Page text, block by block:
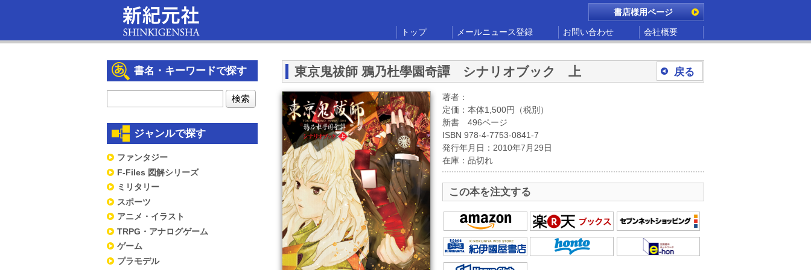
書店様用ページ
トップ メールニュース登録 お問い合わせ 会社概要
戻る
東京鬼祓師 鴉乃杜學園奇譚 シナリオブック 上
著者：
定価：本体1,500円（税別）
新書 496ページ
ISBN 978-4-7753-0841-7
発行年月日：2010年7月29日
在庫：品切れ
この本を注文する
書名・キーワードで探す
ジャンルで探す
ファンタジー
F-Files 図解シリーズ
ミリタリー
スポーツ
アニメ・イラスト
TRPG・アナログゲーム
ゲーム
プラモデル